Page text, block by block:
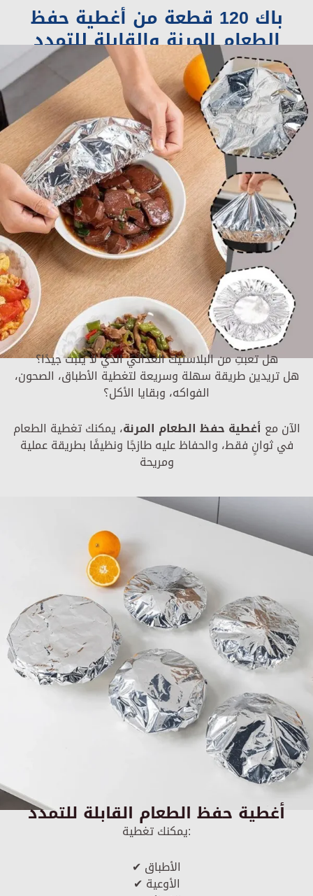
باك 120 قطعة من أغطية حفظ
الطعام المرنة والقابلة للتمدد
هل تعبتِ من البلاستيك الغذائي الذي لا يثبت جيدًا؟
هل تريدين طريقة سهلة وسريعة لتغطية الأطباق، الصحون،
الفواكه، وبقايا الأكل؟
الآن مع أغطية حفظ الطعام المرنة، يمكنك تغطية الطعام
في ثوانٍ فقط، والحفاظ عليه طازجًا ونظيفًا بطريقة عملية
ومريحة
أغطية حفظ الطعام القابلة للتمدد
يمكنك تغطية:
✔ الأطباق
✔ الأوعية